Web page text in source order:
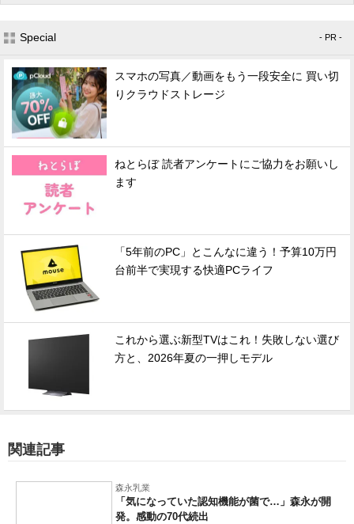
Special - PR -
スマホの写真／動画をもう一段安全に 買い切
りクラウドストレージ
ねとらぼ 読者アンケートにご協力をお願いし
ます
「5年前のPC」とこんなに違う！予算10万円
台前半で実現する快適PCライフ
これから選ぶ新型TVはこれ！失敗しない選び
方と、2026年夏の一押しモデル
関連記事
森永乳業
「気になっていた認知機能が菌で…」森永が開
発。感動の70代続出